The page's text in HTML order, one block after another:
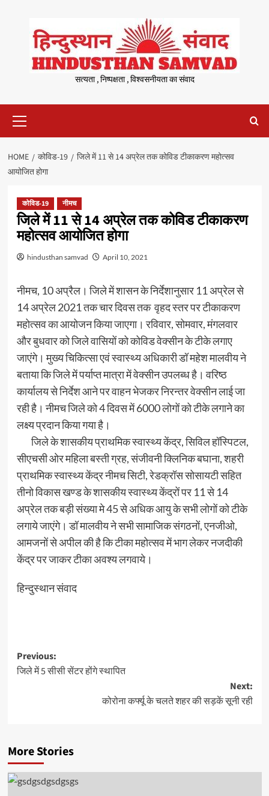
content
सत्यता , निष्पक्षता , विश्वसनीयता का संवाद
Menu
HOME कोविड-19
जिले में 11 से 14 अप्रेल तक कोविड टीकाकरण महोत्सव
आयोजित होगा
कोविड-19 नीमच
जिले में 11 से 14 अप्रेल तक कोविड टीकाकरण
महोत्सव आयोजित होगा
hindusthan samvad April 10, 2021
नीमच, 10 अप्रैल। जिले में शासन के निर्देशानुसार 11 अप्रेल से
14 अप्रेल 2021 तक चार दिवस तक वृहद स्तर पर टीकाकरण
महोत्सव का आयोजन किया जाएगा। रविवार, सोमवार, मंगलवार
और बुधवार को जिले वासियों को कोविड वेक्सीन के टीके लगाए
जाएंगे। मुख्य चिकित्सा एवं स्वास्थ्य अधिकारी डॉ महेश मालवीय ने
बताया कि जिले में पर्याप्त मात्रा में वेक्सीन उपलब्ध है। वरिष्ठ
कार्यालय से निर्देश आने पर वाहन भेजकर निरन्तर वेक्सीन लाई जा
रही है। नीमच जिले को 4 दिवस में 6000 लोगों को टीके लगाने का
लक्ष्य प्रदान किया गया है।
जिले के शासकीय प्राथमिक स्वास्थ्य केंद्र, सिविल हॉस्पिटल,
सीएचसी ओर महिला बस्ती ग्रह, संजीवनी क्लिनिक बघाना, शहरी
प्राथमिक स्वास्थ्य केंद्र नीमच सिटी, रेडक्रॉस सोसायटी सहित
तीनो विकास खण्ड के शासकीय स्वास्थ्य केंद्रों पर 11 से 14
अप्रेल तक बड़ी संख्या मे 45 से अधिक आयु के सभी लोगों को टीके
लगाये जाएंगे। डॉ मालवीय ने सभी सामाजिक संगठनों, एनजीओ,
आमजनों से अपील की है कि टीका महोत्सव में भाग लेकर नजदीकी
केंद्र पर जाकर टीका अवश्य लगवाये।
हिन्दुस्थान संवाद
Post
navigation
Previous:
जिले में 5 सीसी सेंटर होंगे स्थापित
Next:
कोरोना कर्फ्यू के चलते शहर की सड़कें सूनी रही
More Stories